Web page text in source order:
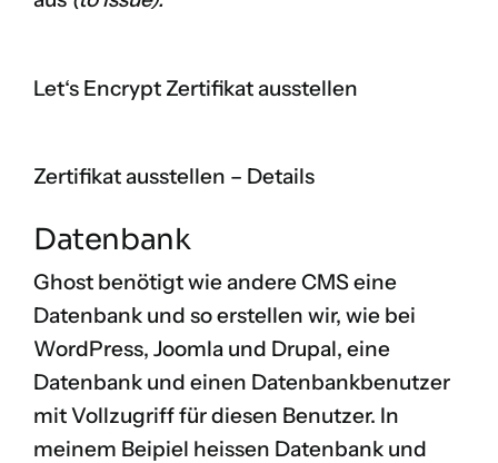
Let‘s Encrypt Zertifikat ausstellen
Zertifikat ausstellen – Details
Datenbank
Ghost benötigt wie andere CMS eine
Datenbank und so erstellen wir, wie bei
WordPress, Joomla und Drupal, eine
Datenbank und einen Datenbankbenutzer
mit Vollzugriff für diesen Benutzer. In
meinem Beipiel heissen Datenbank und